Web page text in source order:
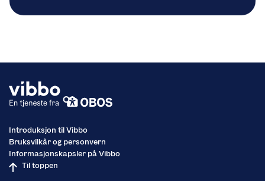
Introduksjon til Vibbo
Bruksvilkår og personvern
Informasjonskapsler på Vibbo
Til toppen